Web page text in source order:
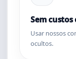
Sem
Usar nossos
ocultos.